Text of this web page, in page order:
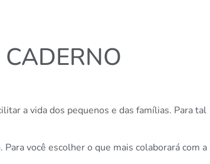
a vida dos pequenos e das famílias. Para tal
você escolher o que mais colaborará com a